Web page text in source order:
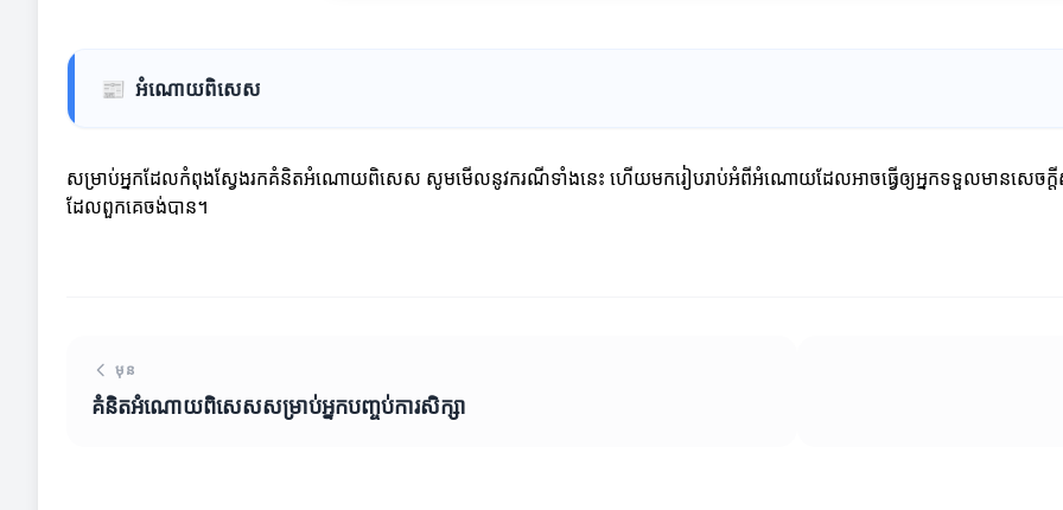
📰 អំណោយពិសេស
សម្រាប់អ្នកដែលកំពុងស្វែងរកគំនិតអំណោយពិសេស សូមមើលនូវករណីទាំងនេះ ហើយមករៀបរាប់អំពីអំណោយដែលអាចធ្វើឲ្យអ្នកទទួលមានសេចក្តីសុខ
ដែលពួកគេចង់បាន។
មុន
គំនិតអំណោយពិសេសសម្រាប់អ្នកបញ្ចប់ការសិក្សា